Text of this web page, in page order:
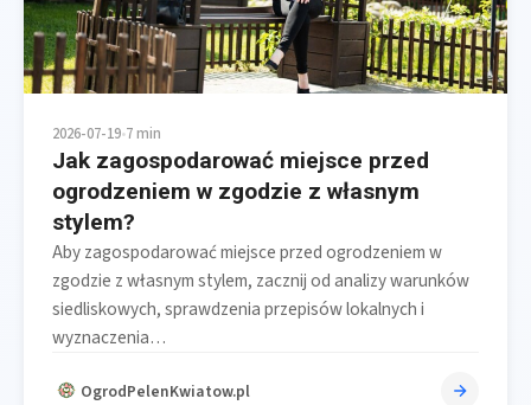
2026-07-19•7 min
Jak zagospodarować miejsce przed
ogrodzeniem w zgodzie z własnym
stylem?
Aby zagospodarować miejsce przed ogrodzeniem w
zgodzie z własnym stylem, zacznij od analizy warunków
siedliskowych, sprawdzenia przepisów lokalnych i
wyznaczenia…
OgrodPelenKwiatow.pl